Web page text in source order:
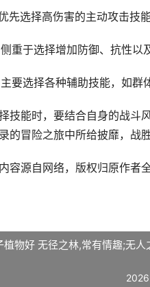
先选择高伤害的主动攻击技
重于选择增加防御、抗性以
要选择各种辅助技能，如群
技能时，要结合自身的战斗
的冒险之旅中所给披靡，战
容源自网络，版权归原作者
植物好 无径之林,常有情趣;无人